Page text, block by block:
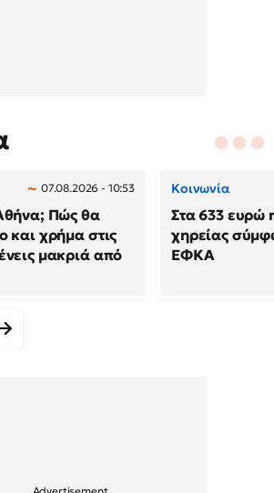
07.08.2026 - 10:53
Πώς θα
και χρήμα στις
μακριά από
Κοινωνία
Στα 633 ευρώ
χηρείας
ΕΦΚΑ